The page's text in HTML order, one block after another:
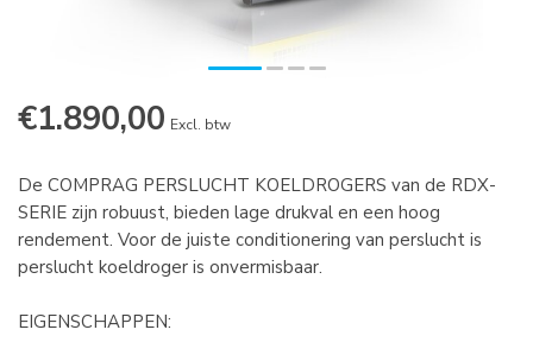
€1.890,00 Excl. btw
De COMPRAG PERSLUCHT KOELDROGERS van de RDX-
SERIE zijn robuust, bieden lage drukval en een hoog
rendement. Voor de juiste conditionering van perslucht is
perslucht koeldroger is onvermisbaar.
EIGENSCHAPPEN: